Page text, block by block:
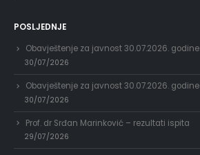
POSLJEDNJE
Obavještenje za javnost 30.07.2026. godine
30/07/2026
Obavještenje za javnost 30.07.2026. godine
30/07/2026
Prof. dr Srđan Marinković – rezultati ispita
29/07/2026